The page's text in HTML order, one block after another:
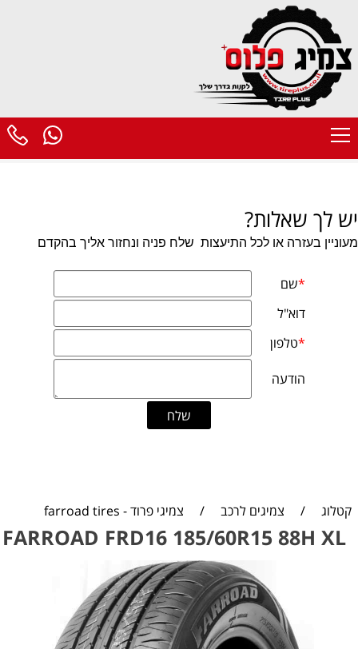
יש לך שאלות?
מעוניין בעזרה או לכל התיעצות שלח פניה ונחזור אליך בהקדם
קטלוג / צמיגים לרכב / צמיגי פרוד - farroad tires
FARROAD FRD16 185/60R15 88H XL